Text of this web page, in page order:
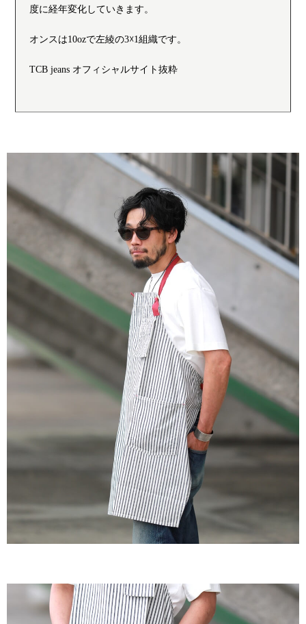
度に経年変化していきます。
オンスは10ozで左綾の3☓1組織です。
TCB jeans オフィシャルサイト抜粋